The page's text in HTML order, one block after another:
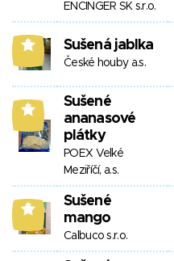
ENCINGER SK s.r.o.
5 Sušená jablka
České houby a.s.
5
Sušené
ananasové
plátky
POEX Velké
Meziříčí, a.s.
5
Sušené
mango
Calbuco s.r.o.